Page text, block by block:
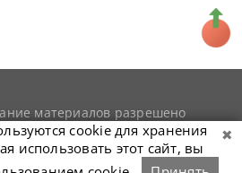
материалов разрешено
гиперссылки наsnookerist.ru
cookie для хранения
использовать этот сайт, вы